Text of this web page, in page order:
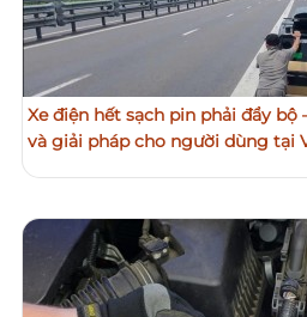
Xe điện hết sạch pin phải đẩy bộ
và giải pháp cho người dùng tại